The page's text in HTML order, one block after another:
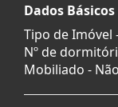
Dados Básicos
Tipo de Imóvel
Nº de
Mobiliado - Não